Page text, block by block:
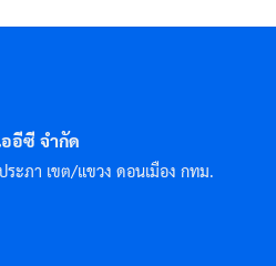
อีซี จำกัด
ะภา เขต/แขวง ดอนเมือง กทม.